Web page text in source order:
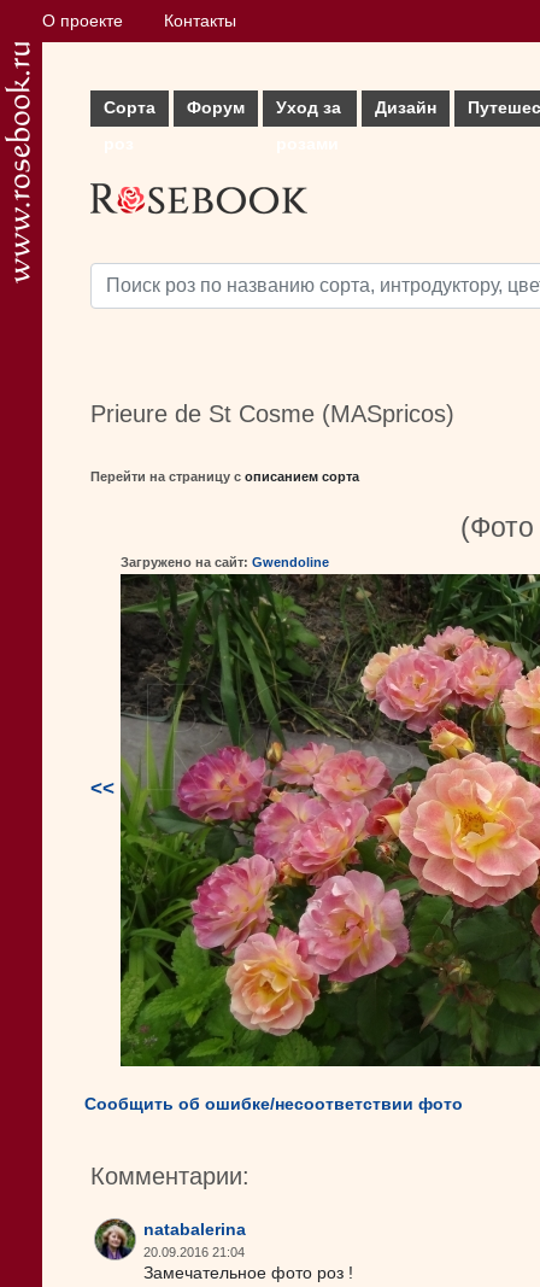
О проекте Контакты
Сорта
Форум
Уход за
Дизайн
Prieure de St Cosme (MASpricos)
Перейти на страницу с описанием сорта
<<
(Фото
Загружено на сайт: Gwendoline
Сообщить об ошибке/несоответствии фото
Комментарии:
natabalerina
20.09.2016 21:04
Замечательное фото роз !